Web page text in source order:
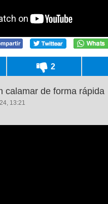
2
calamar de forma rápida
13:21